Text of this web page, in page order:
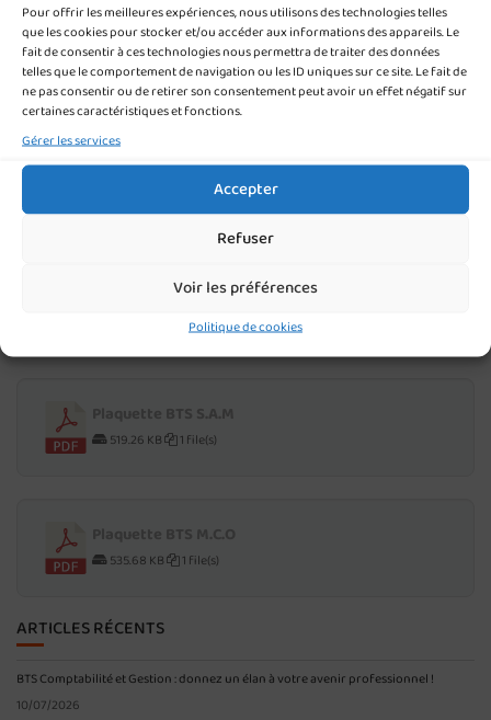
Pour offrir les meilleures expériences, nous utilisons des technologies telles
que les cookies pour stocker et/ou accéder aux informations des appareils. Le
fait de consentir à ces technologies nous permettra de traiter des données
telles que le comportement de navigation ou les ID uniques sur ce site. Le fait de
ne pas consentir ou de retirer son consentement peut avoir un effet négatif sur
certaines caractéristiques et fonctions.
Gérer les services
Accepter
Refuser
Voir les préférences
Politique de cookies
Plaquette BTS gestion P.M.E
582.47 KB 1 file(s)
Plaquette BTS C.G
1 file(s)
Plaquette BTS S.I.O
1 file(s)
519.26 KB 1 file(s)
535.68 KB 1 file(s)
ARTICLES RÉCENTS
BTS Comptabilité et Gestion : donnez un élan à votre avenir professionnel !
10/07/2026